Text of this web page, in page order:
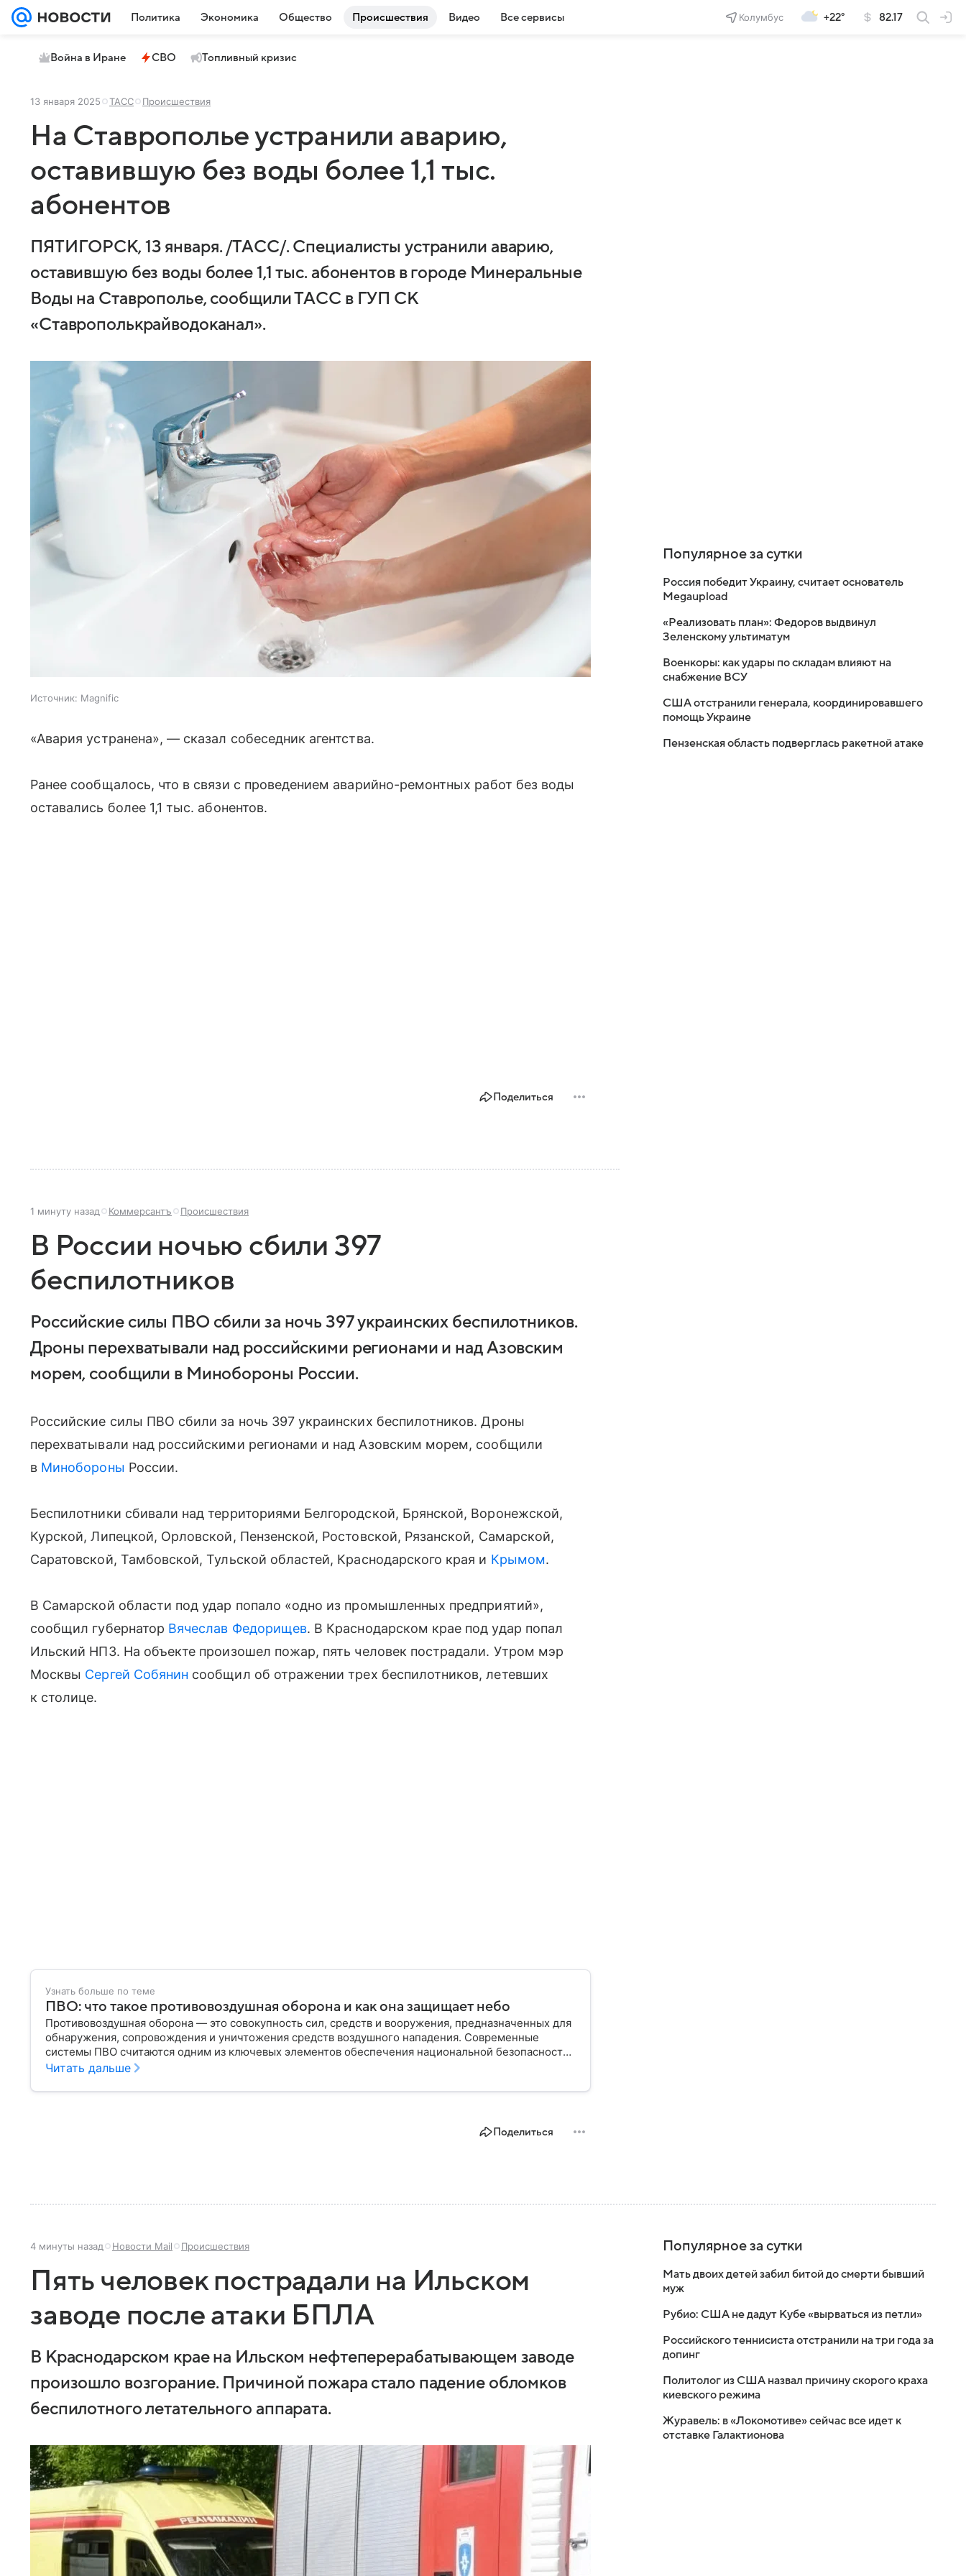
Политика Экономика Общество Происшествия Видео Все сервисы Колумбус +22° 82.17
Война в Иране СВО Топливный кризис
13 января 2025 ТАСС Происшествия
На Ставрополье устранили аварию,
оставившую без воды более 1,1 тыс.
абонентов
ПЯТИГОРСК, 13 января. /ТАСС/. Специалисты устранили аварию,
оставившую без воды более 1,1 тыс. абонентов в городе Минеральные
Воды на Ставрополье, сообщили ТАСС в ГУП СК
«Ставрополькрайводоканал».
Источник: Magnific
«Авария устранена», — сказал собеседник агентства.
Ранее сообщалось, что в связи с проведением аварийно-ремонтных работ без воды
оставались более 1,1 тыс. абонентов.
Поделиться
1 минуту назад Коммерсантъ Происшествия
В России ночью сбили 397
беспилотников
Российские силы ПВО сбили за ночь 397 украинских беспилотников.
Дроны перехватывали над российскими регионами и над Азовским
морем, сообщили в Минобороны России.
Российские силы ПВО сбили за ночь 397 украинских беспилотников. Дроны
перехватывали над российскими регионами и над Азовским морем, сообщили
в Минобороны России.
Беспилотники сбивали над территориями Белгородской, Брянской, Воронежской,
Курской, Липецкой, Орловской, Пензенской, Ростовской, Рязанской, Самарской,
Саратовской, Тамбовской, Тульской областей, Краснодарского края и Крымом.
В Самарской области под удар попало «одно из промышленных предприятий»,
сообщил губернатор Вячеслав Федорищев. В Краснодарском крае под удар попал
Ильский НПЗ. На объекте произошел пожар, пять человек пострадали. Утром мэр
Москвы Сергей Собянин сообщил об отражении трех беспилотников, летевших
к столице.
Узнать больше по теме
ПВО: что такое противовоздушная оборона и как она защищает небо
Противовоздушная оборона — это совокупность сил, средств и вооружения, предназначенных для
обнаружения, сопровождения и уничтожения средств воздушного нападения. Современные
системы ПВО считаются одним из ключевых элементов обеспечения национальной безопасности
любого государства: собрали о них главное.
Читать дальше
Поделиться
Популярное за сутки
Россия победит Украину, считает основатель
Megaupload
«Реализовать план»: Федоров выдвинул
Зеленскому ультиматум
Военкоры: как удары по складам влияют на
снабжение ВСУ
США отстранили генерала, координировавшего
помощь Украине
Пензенская область подверглась ракетной атаке
4 минуты назад Новости Mail Происшествия
Пять человек пострадали на Ильском
заводе после атаки БПЛА
В Краснодарском крае на Ильском нефтеперерабатывающем заводе
произошло возгорание. Причиной пожара стало падение обломков
беспилотного летательного аппарата.
Популярное за сутки
Мать двоих детей забил битой до смерти бывший
муж
Рубио: США не дадут Кубе «вырваться из петли»
Российского теннисиста отстранили на три года за
допинг
Политолог из США назвал причину скорого краха
киевского режима
Журавель: в «Локомотиве» сейчас все идет к
отставке Галактионова